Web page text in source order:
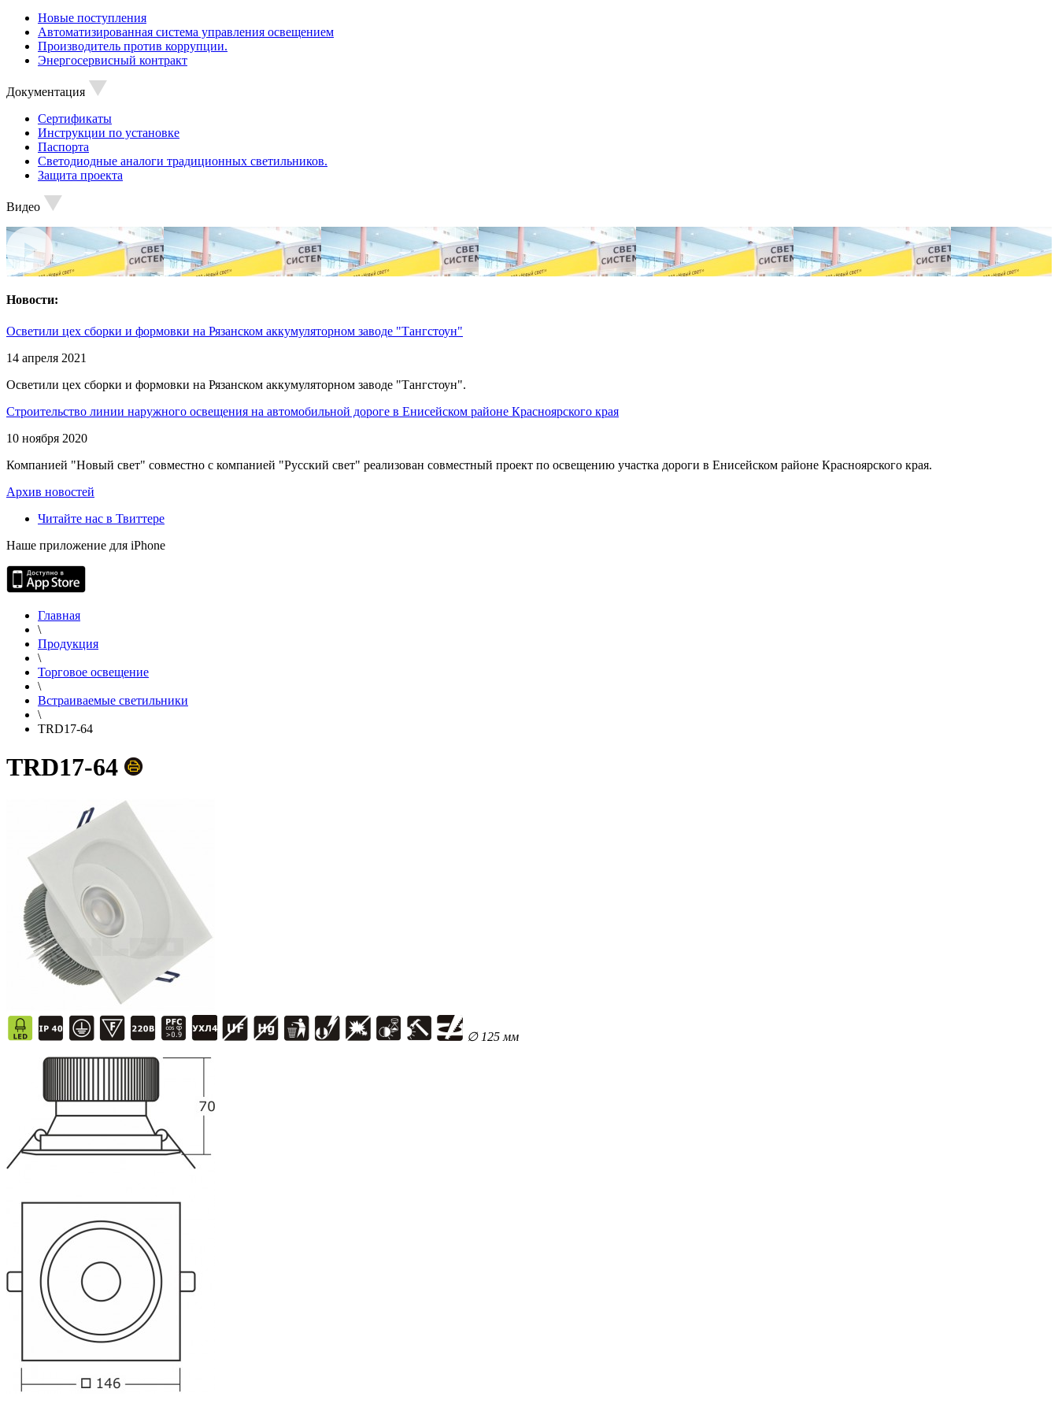
Новые поступления
Автоматизированная система управления освещением
Производитель против коррупции.
Энергосервисный контракт
Документация
Сертификаты
Инструкции по установке
Паспорта
Светодиодные аналоги традиционных светильников.
Защита проекта
Видео
Новости:
Осветили цех сборки и формовки на Рязанском аккумуляторном заводе "Тангстоун"
14 апреля 2021
Осветили цех сборки и формовки на Рязанском аккумуляторном заводе "Тангстоун".
Строительство линии наружного освещения на автомобильной дороге в Енисейском районе Красноярского края
10 ноября 2020
Компанией "Новый свет" совместно с компанией "Русский свет" реализован совместный проект по освещению участка дороги в Енисейском районе Красноярского края.
Архив новостей
Читайте нас в Твиттере
Наше приложение для iPhone
Главная
\
Продукция
\
Торговое освещение
\
Встраиваемые светильники
\
TRD17-64
TRD17-64
∅ 125 мм